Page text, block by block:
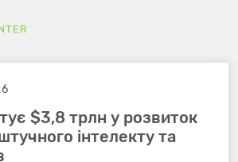
$3,8 трлн у розвиток
інтелекту та